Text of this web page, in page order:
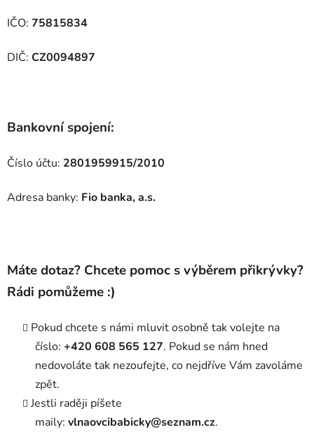
IČO: 75815834
DIČ: CZ0094897
Bankovní spojení:
Číslo účtu: 2801959915/2010
Adresa banky: Fio banka, a.s.
Máte dotaz? Chcete pomoc s výběrem přikrývky?
Rádi pomůžeme :)
Pokud chcete s námi mluvit osobně tak volejte na
číslo: +420 608 565 127. Pokud se nám hned
nedovoláte tak nezoufejte, co nejdříve Vám zavoláme
zpět.
Jestli raději píšete
maily: vlnaovcibabicky@seznam.cz.